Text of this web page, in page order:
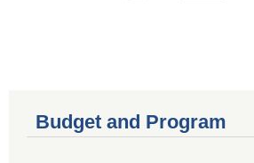
Budget and Program